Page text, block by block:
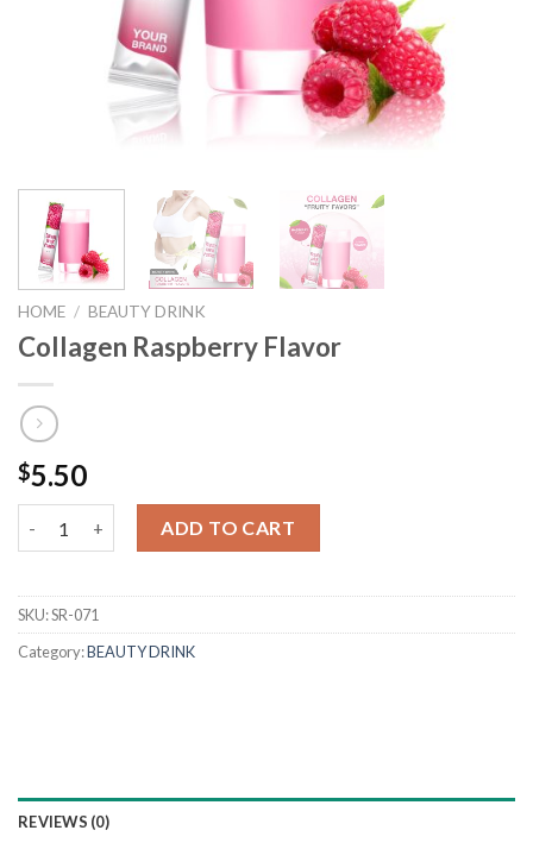
HOME / BEAUTY DRINK
Collagen Raspberry Flavor
$5.50
ADD TO CART
SKU:SR-071
Category:BEAUTY DRINK
REVIEWS (0)